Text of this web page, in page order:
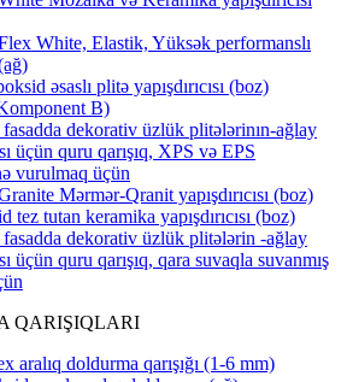
White, Elastik, Yüksək performanslı
əsaslı plitə yapışdırıcısı (boz)
B)
dekorativ üzlük plitələrinın-ağlay
üçün quru qarışıq, XPS və EPS
vurulmaq üçün
Mərmər-Qranit yapışdırıcısı (boz)
tutan keramika yapışdırıcısı (boz)
dekorativ üzlük plitələrin -ağlay
üçün quru qarışıq, qara suvaqla suvanmış
QARIŞIQLARI
aralıq doldurma qarışığı (1-6 mm)